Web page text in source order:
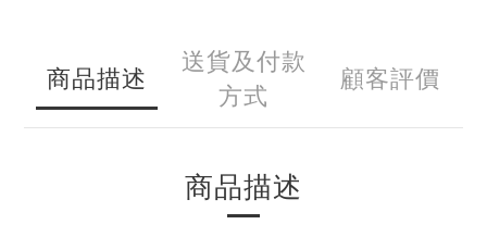
商品描述
送貨及付款
方式
顧客評價
商品描述